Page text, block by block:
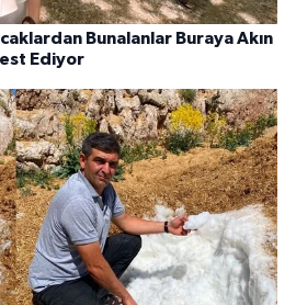
Bunalanlar Buraya Akın
Ediyor